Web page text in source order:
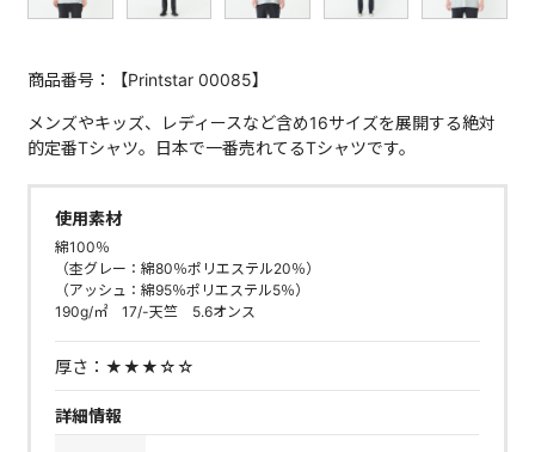
商品番号：【Printstar 00085】
メンズやキッズ、レディースなど含め16サイズを展開する絶対
的定番Tシャツ。日本で一番売れてるTシャツです。
使用素材
綿100％
（杢グレー：綿80％ポリエステル20％）
（アッシュ：綿95％ポリエステル5％）
190g/㎡ 17/-天竺 5.6オンス
厚さ： ★★★☆☆
詳細情報